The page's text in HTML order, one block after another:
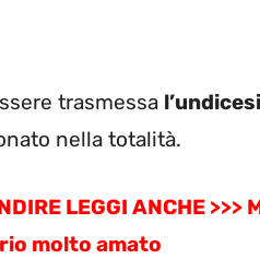
trasmessa
nella totalità.
LEGGI ANCHE
molto amato